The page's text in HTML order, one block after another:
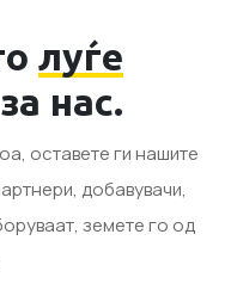
луѓе
нас.
оставете ги нашите
добавувачи,
земете го од